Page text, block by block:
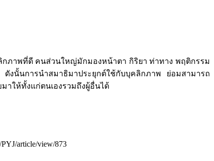
กภาพที่ดี คนส่วนใหญ่มักมองหน้าตา กิริยา ท่าทาง พฤติกรรม
งนั้นการนำสมาธิมาประยุกต์ใช้กับบุคลิกภาพ ย่อมสามารถ
ให้ทั้งแก่ตนเองรวมถึงผู้อื่นได้
article/view/873